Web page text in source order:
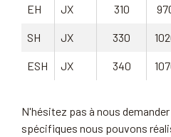
EH JX 310
SH JX 330
ESH JX 340
N'hésitez pas à nous
spécifiques nous pouvons